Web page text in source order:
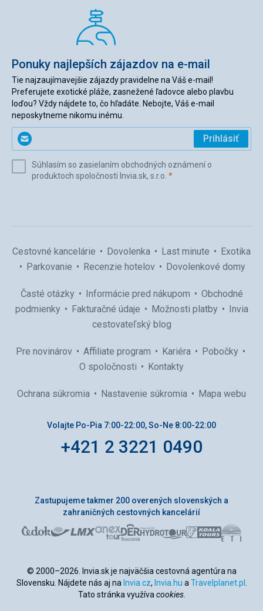
Ponuky najlepších zájazdov na e-mail
Tie najzaujímavejšie zájazdy pravidelne na Váš e-mail!
Preferujete exotické pláže, zasnežené ľadovce alebo plavbu
loďou? Vždy nájdete to, čo hľadáte. Nebojte, Váš e-mail
neposkytneme nikomu inému.
Zadajte
svoj
(povinné)
Prihlásiť
Súhlasím so zasielaním obchodných oznámení o
produktoch spoločnosti Invia.sk, s.r.o. *(povinné)
Cestovné kancelárie Dovolenka Last minute
Exotika
Parkovanie
Recenzie hotelov Dovolenkové domy
Časté otázky Informácie pred nákupom
Obchodné
podmienky
Fakturačné údaje Možnosti platby
Invia
cestovateľský blog
Pre novinárov Affiliate program Kariéra
Pobočky
O spoločnosti
Kontakty
Ochrana súkromia Nastavenie súkromia Mapa webu
Volajte Po-Pia 7:00-22:00, So-Ne 8:00-22:00
+421 2 3221 0490
Zastupujeme takmer 200 overených slovenských a
zahraničných cestovných kancelárií
© 2000–2026. Invia.sk je najväčšia cestovná agentúra na
Slovensku. Nájdete nás aj na Invia.cz, Invia.hu a Travelplanet.pl
Tato stránka využíva cookies.